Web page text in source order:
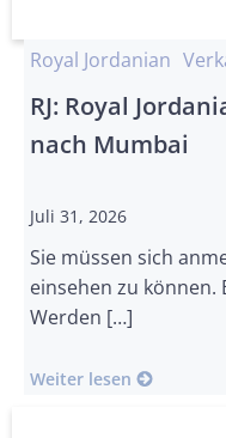
Royal Jordanian
RJ: Royal
nach Mumbai
Juli 31, 2026
Sie müssen sich
einsehen zu können.
Werden […]
Weiter lesen